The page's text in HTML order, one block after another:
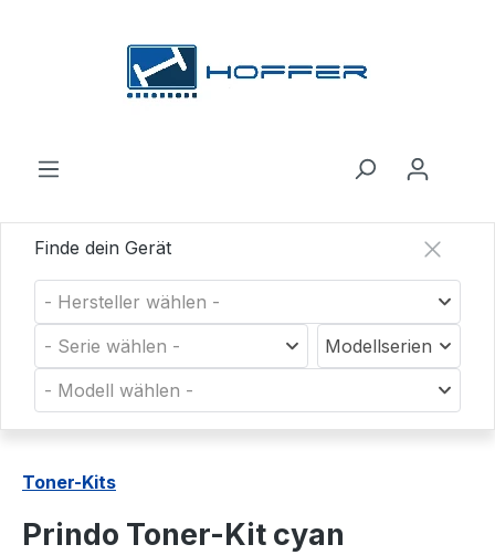
Finde dein Gerät
- Hersteller wählen -
- Serie wählen -
Modellserien
- Modell wählen -
Toner-Kits
Prindo Toner-Kit cyan